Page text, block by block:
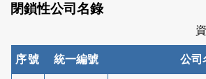
閉鎖性公司名錄
序號 統一編號 公司